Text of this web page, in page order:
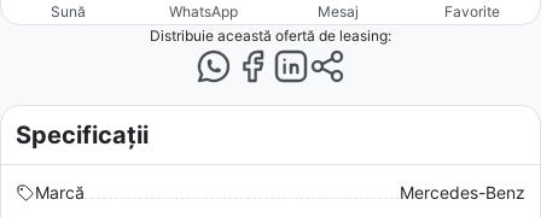
Sună WhatsApp Mesaj
Favorite
Distribuie această ofertă de leasing:
Specificații
Marcă
Mercedes-Benz